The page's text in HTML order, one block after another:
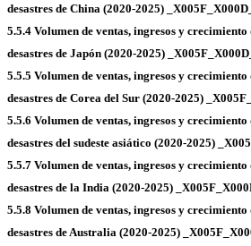
desastres de China (2020-2025) _X005F_X000D_
5.5.4 Volumen de ventas, ingresos y
desastres de Japón (2020-2025) _X005F_X000D_
5.5.5 Volumen de ventas, ingresos y
desastres de Corea del Sur (2020-2025)
5.5.6 Volumen de ventas, ingresos y
desastres del sudeste asiático (2020-2025)
5.5.7 Volumen de ventas, ingresos y
desastres de la India (2020-2025)
5.5.8 Volumen de ventas, ingresos y
desastres de Australia (2020-2025)